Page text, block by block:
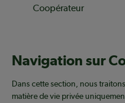
Coopérateur
Navigation sur
Dans cette section, nous
matière de vie privée